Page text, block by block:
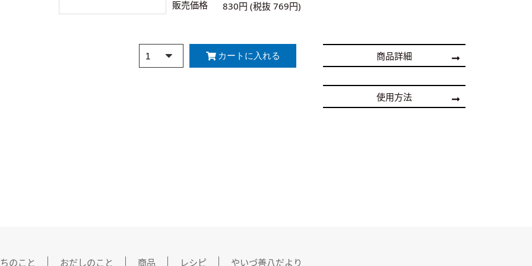
販売価格 830円 (税抜 769円)
商品詳細
使用方法
のこと おだしのこと 商品 レシピ やいづ善八だより